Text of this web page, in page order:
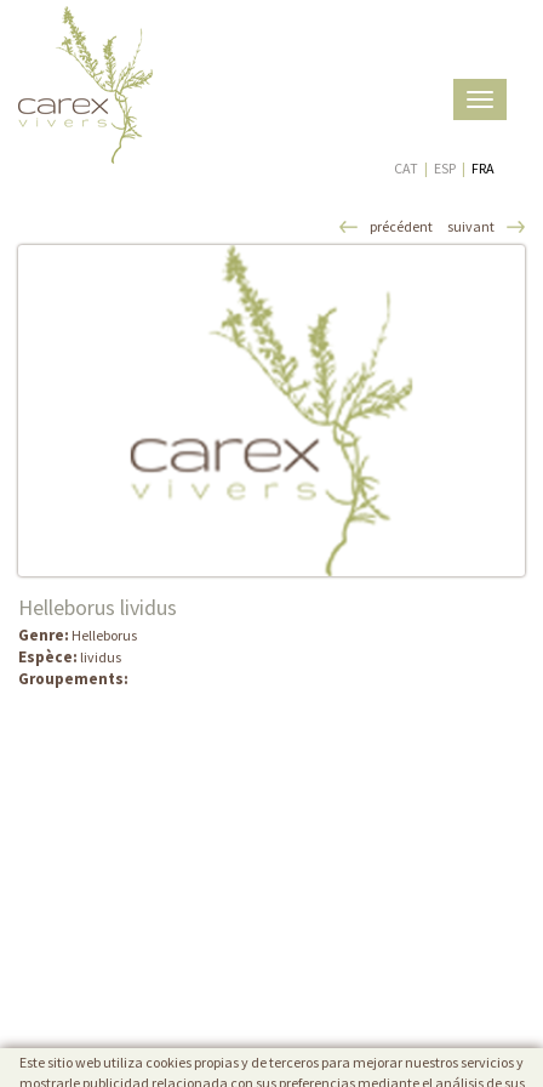
Toggle
CAT | ESP | FRA
précédent suivant
Helleborus lividus
Genre: Helleborus
Espèce: lividus
Groupements:
Este sitio web utiliza cookies propias y de terceros para mejorar nuestros servicios y
mostrarle publicidad relacionada con sus preferencias mediante el análisis de sus